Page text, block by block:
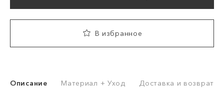
В избранное
Описание Материал + Уход Доставка и возврат